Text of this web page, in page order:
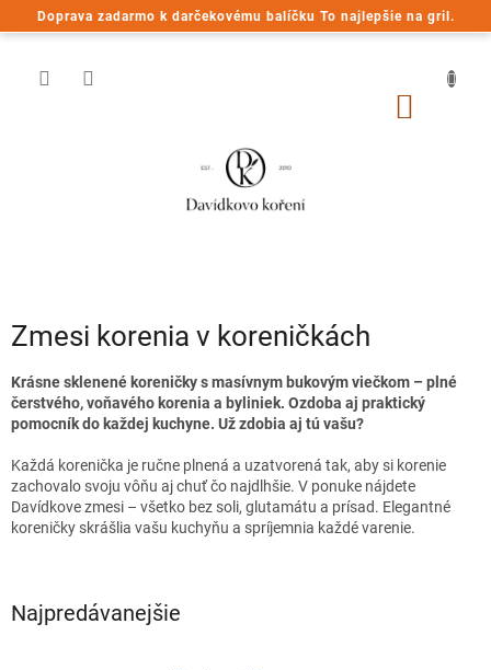
Doprava zadarmo k darčekovému balíčku To najlepšie na gril.
Prejsť
na
Zmesi korenia v koreničkách
Krásne sklenené koreničky s masívnym bukovým viečkom – plné
čerstvého, voňavého korenia a byliniek. Ozdoba aj praktický
pomocník do každej kuchyne. Už zdobia aj tú vašu?
Každá korenička je ručne plnená a uzatvorená tak, aby si korenie
zachovalo svoju vôňu aj chuť čo najdlhšie. V ponuke nájdete
Davídkove zmesi – všetko bez soli, glutamátu a prísad. Elegantné
koreničky skrášlia vašu kuchyňu a spríjemnia každé varenie.
Najpredávanejšie